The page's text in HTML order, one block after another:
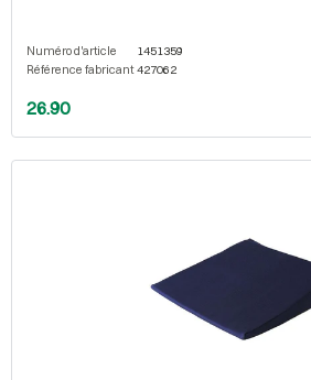
Numéro d'article
1451359
Référence fabricant 427062
26.90